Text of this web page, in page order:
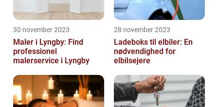
30 november 2023
Maler i Lyngby: Find
professionel
malerservice i Lyngby
28 november 2023
Ladeboks til elbiler: En
nødvendighed for
elbilsejere